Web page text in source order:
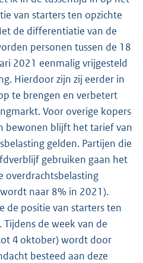
van starters ten opzichte
de differentiatie van de
personen tussen de 18
2021 eenmalig vrijgesteld
Hierdoor zijn zij eerder in
te brengen en verbetert
Voor overige kopers
bewonen blijft het tarief van
gelden. Partijen die
gebruiken gaan het
overdrachtsbelasting
naar 8% in 2021).
de positie van starters ten
Tijdens de week van de
4 oktober) wordt door
besteed aan deze